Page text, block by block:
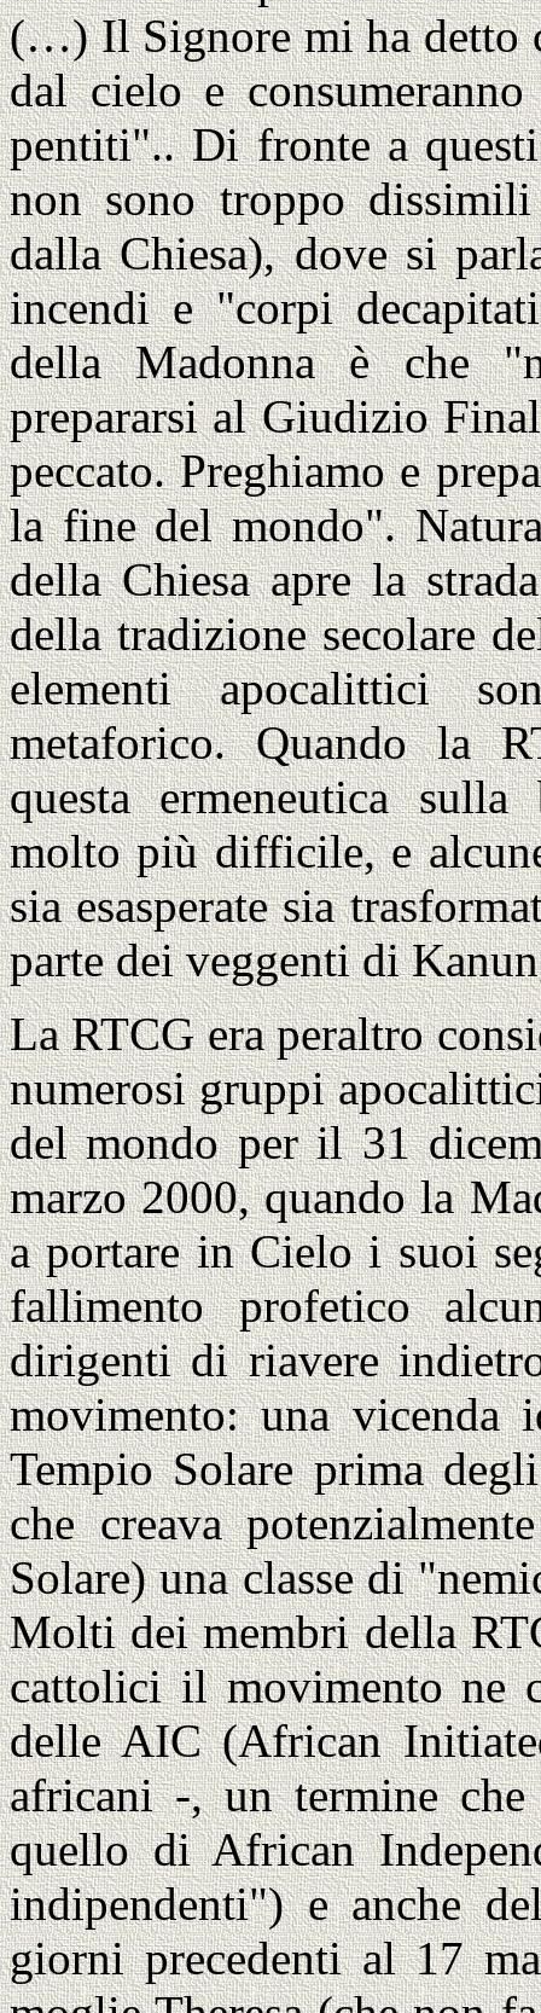
(…) Il Signore mi ha detto
dal cielo e
pentiti".. Di fronte a
non sono troppo
dalla Chiesa), dove si
incendi e "corpi
della Madonna è che
prepararsi al Giudizio
peccato. Preghiamo e
la fine del mondo".
della Chiesa apre la
della tradizione secolare
elementi apocalittici
metaforico. Quando la
questa ermeneutica
molto più difficile, e
sia esasperate sia
parte dei veggenti di
La RTCG era peraltro
numerosi gruppi
del mondo per il 31
marzo 2000, quando la
a portare in Cielo i suoi
fallimento profetico
dirigenti di riavere
movimento: una vicenda
Tempio Solare prima
che creava
Solare) una classe di
Molti dei membri della
cattolici il movimento ne
delle AIC (African
africani -, un termine
quello di African
indipendenti") e anche
giorni precedenti al 17